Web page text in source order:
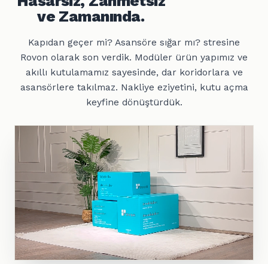
ve Zamanında.
Kapıdan geçer mi? Asansöre sığar mı? stresine
Rovon olarak son verdik. Modüler ürün yapımız ve
akıllı kutulamamız sayesinde, dar koridorlara ve
asansörlere takılmaz. Nakliye eziyetini, kutu açma
keyfine dönüştürdük.